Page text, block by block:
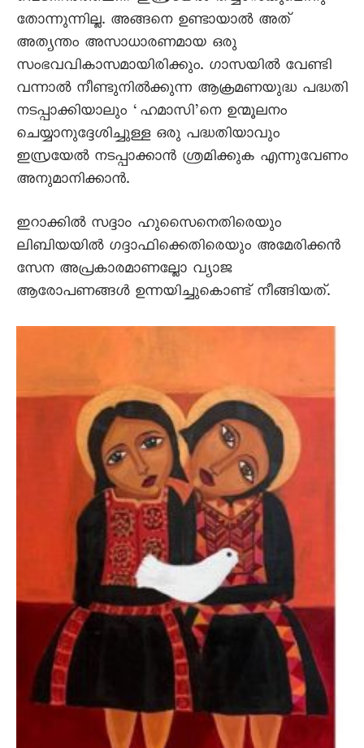
തോന്നുന്നില്ല. അങ്ങനെ ഉണ്ടായാൽ അത്
അത്യന്തം അസാധാരണമായ ഒരു
സംഭവവികാസമായിരിക്കും. ഗാസയിൽ വേണ്ടി
വന്നാൽ നീണ്ടുനിൽക്കുന്ന ആക്രമണയുദ്ധ പദ്ധതി
നടപ്പാക്കിയാലും ‘ഹമാസി’നെ ഉന്മൂലനം
ചെയ്യാനുദ്ദേശിച്ചുള്ള ഒരു പദ്ധതിയാവും
ഇസ്രയേൽ നടപ്പാക്കാൻ ശ്രമിക്കുക എന്നുവേണം
അനുമാനിക്കാൻ.
ഇറാക്കിൽ സദ്ദാം ഹുസെെനെതിരെയും
ലിബിയയിൽ ഗദ്ദാഫിക്കെതിരെയും അമേരിക്കൻ
സേന അപ്രകാരമാണല്ലോ വ്യാജ
ആരോപണങ്ങൾ ഉന്നയിച്ചുകൊണ്ട് നീങ്ങിയത്.